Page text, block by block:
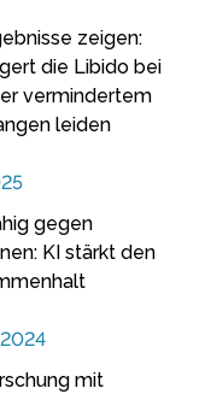
zeigen:
die Libido bei
vermindertem
leiden
gegen
KI stärkt den
mit